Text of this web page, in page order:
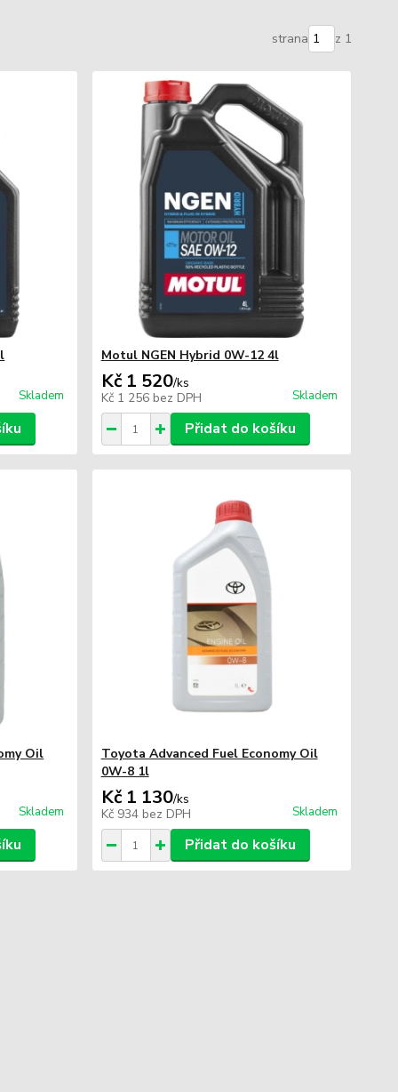
strana z 1
Skladem
Motul NGEN Hybrid 0W-12 4l
Kč 1 520/ks
Kč 1 256 bez DPH Skladem
Přidat do košíku
Oil
Skladem
Toyota Advanced Fuel Economy Oil
0W-8 1l
Kč 1 130/ks
Kč 934 bez DPH Skladem
Přidat do košíku